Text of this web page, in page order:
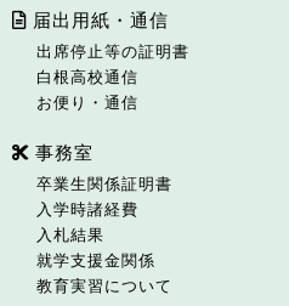
届出用紙・通信
出席停止等の証明書
白根高校通信
お便り・通信
事務室
卒業生関係証明書
入学時諸経費
入札結果
就学支援金関係
教育実習について